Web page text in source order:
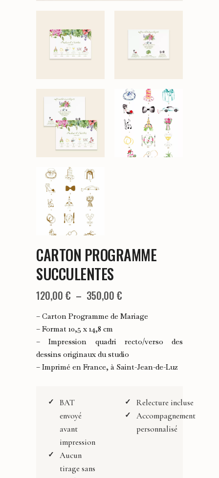
CARTON PROGRAMME
SUCCULENTES
120,00 € – 350,00 €
de
120,00 €
à
– Carton Programme de Mariage
– Format 10,5 x 14,8 cm
– Impression quadri recto/verso des
dessins originaux du studio
– Imprimé en France, à Saint-Jean-de-Luz
BAT
envoyé
avant
impression
Aucun
tirage sans
Relecture incluse
Accompagnement
personnalisé